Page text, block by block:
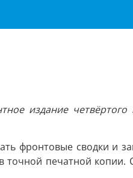
издание четвёртого
фронтовые сводки и
точной печатной